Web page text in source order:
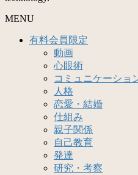
MENU
有料会員限定
動画
心眼術
コミュニケーショ
人格
恋愛・結婚
仕組み
親子関係
自己教育
発達
研究・考察